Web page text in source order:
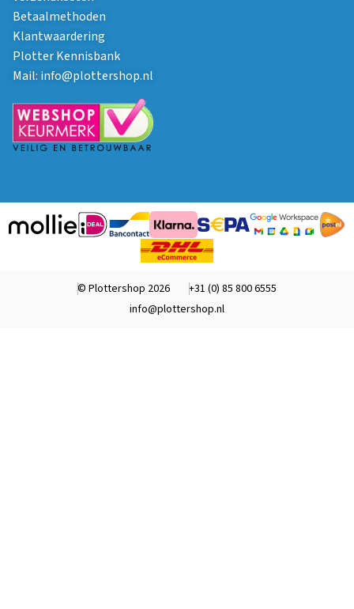
Betaalmethoden
Klantwaardering
Plotter Kennisbank
Mail: info@plottershop.nl
© Plottershop 2026
+31 (0) 85 800 6555
info@plottershop.nl